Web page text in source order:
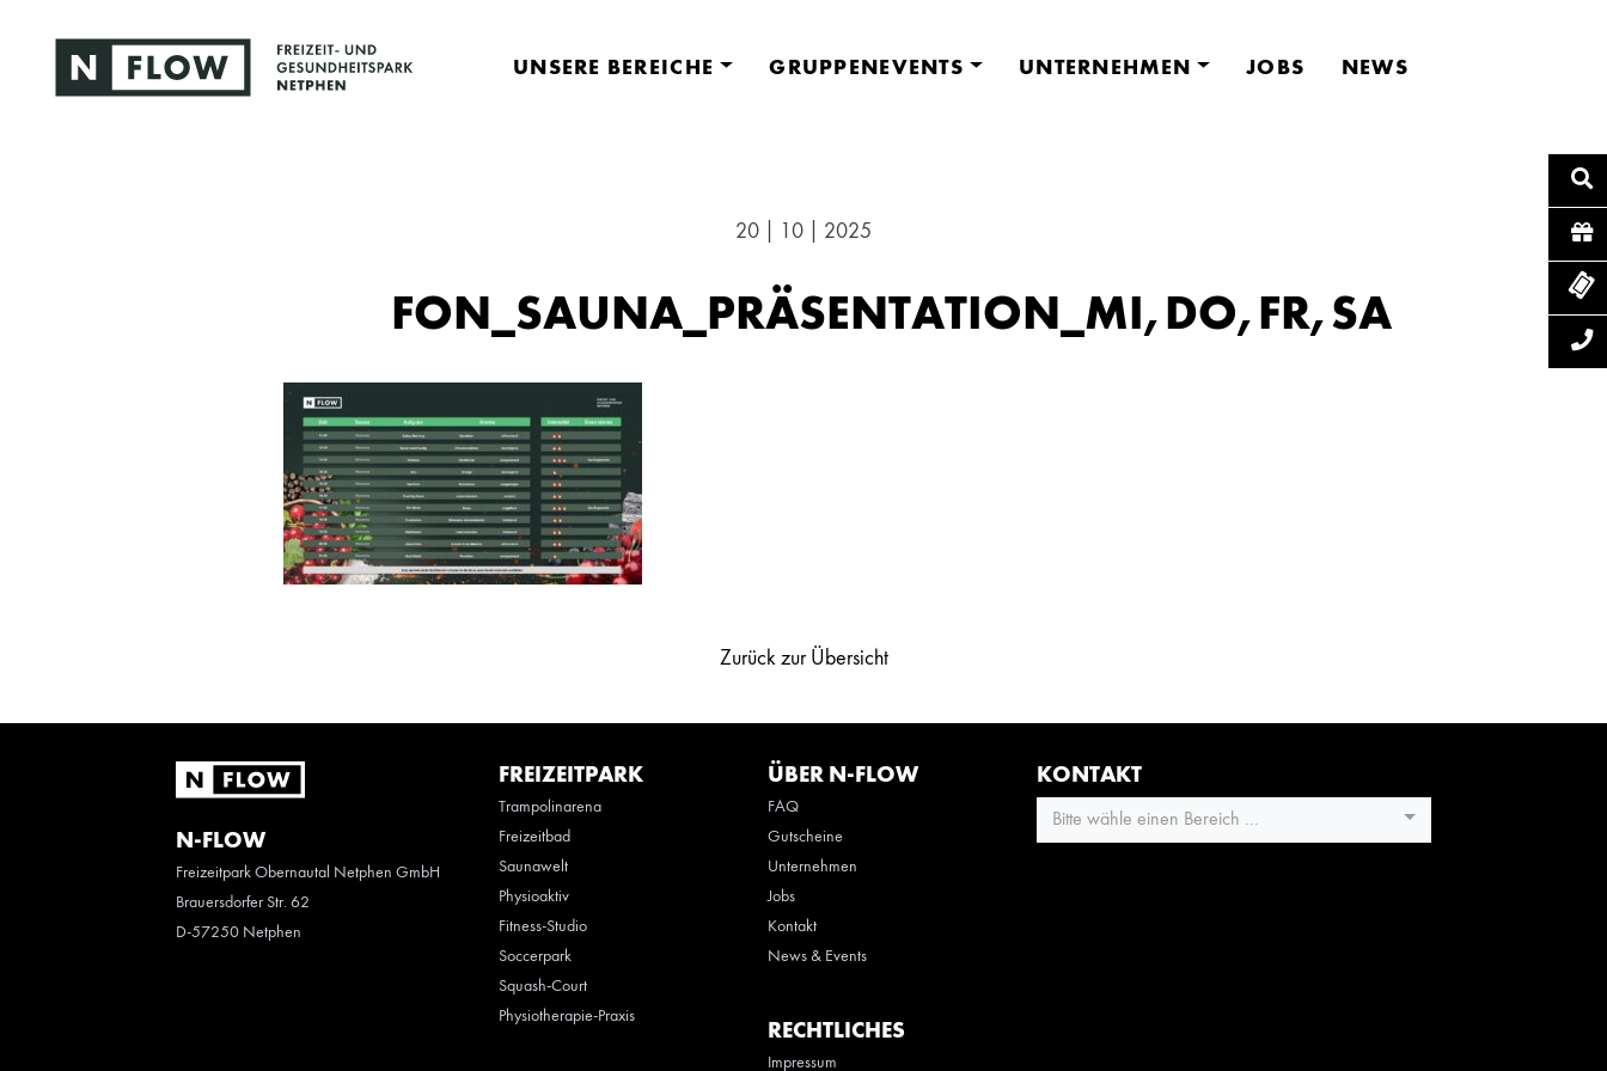
UNSERE BEREICHE GRUPPENEVENTS UNTERNEHMEN JOBS NEWS
20 | 10 | 2025
FON_SAUNA_PRÄSENTATION_MI,DO,FR,SA
Zurück zur Übersicht
N-FLOW
Freizeitpark Obernautal Netphen GmbH
Brauersdorfer Str. 62
D-57250 Netphen
FREIZEITPARK
Trampolinarena
Freizeitbad
Saunawelt
Physioaktiv
Fitness-Studio
Soccerpark
Squash-Court
Physiotherapie-Praxis
ÜBER N-FLOW
FAQ
Gutscheine
Unternehmen
Jobs
Kontakt
News & Events
RECHTLICHES
Impressum
KONTAKT
Bitte wähle einen Bereich ...